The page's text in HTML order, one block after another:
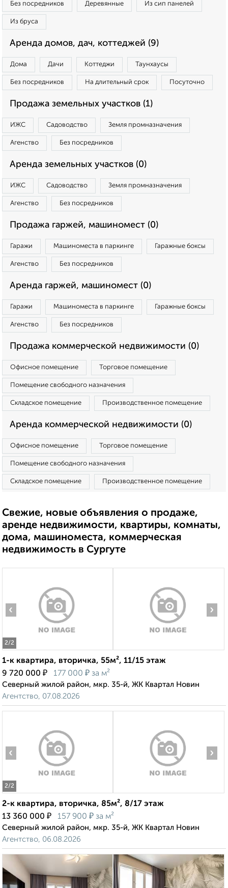
Без посредников Деревянные Из сип панелей
Из бруса
Аренда домов, дач, коттеджей (9)
Дома Дачи Коттеджи Таунхаусы
Без посредников На длительный срок Посуточно
Продажа земельных участков (1)
ИЖС Садоводство Земля промназначения
Агенство Без посредников
Аренда земельных участков (0)
ИЖС Садоводство Земля промназначения
Агенство Без посредников
Продажа гаржей, машиномест (0)
Гаражи Машиноместа в паркинге Гаражные боксы
Агенство Без посредников
Аренда гаржей, машиномест (0)
Гаражи Машиноместа в паркинге Гаражные боксы
Агенство Без посредников
Продажа коммерческой недвижимости (0)
Офисное помещение Торговое помещение
Помещение свободного назначения
Складское помещение Производственное помещение
Аренда коммерческой недвижимости (0)
Офисное помещение Торговое помещение
Помещение свободного назначения
Складское помещение Производственное помещение
Свежие, новые объявления о продаже,
аренде недвижимости, квартиры, комнаты,
дома, машиноместа, коммерческая
недвижимость в Сургуте
2/2
‹ ›
1-к квартира, вторичка, 55м², 11/15 этаж
9 720 000 ₽ 177 000 ₽ за м²
Северный жилой район, мкр. 35-й, ЖК Квартал Новин
Агентство, 07.08.2026
2/2
‹ ›
2-к квартира, вторичка, 85м², 8/17 этаж
13 360 000 ₽ 157 900 ₽ за м²
Северный жилой район, мкр. 35-й, ЖК Квартал Новин
Агентство, 06.08.2026